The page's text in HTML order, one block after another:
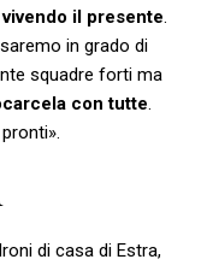
il presente.
in grado di
squadre forti ma
con tutte.
di casa di Estra,